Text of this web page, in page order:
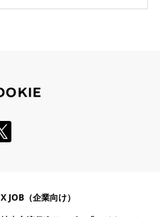
X JOB（企業向け）